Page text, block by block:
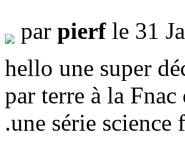
par pierfle 31
hello une super
par terre à la
.une série